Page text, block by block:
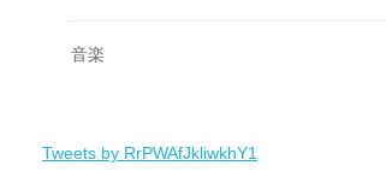
音楽
Tweets by RrPWAfJkliwkhY1